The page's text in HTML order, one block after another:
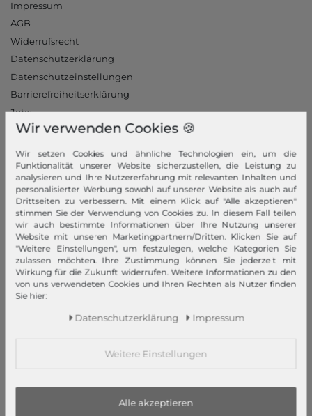
Impressum
AGB
Widerrufsrecht
Datenschutzerklärung
Datenschutzeinstellungen
Barrierefreiheitserklärung
Jobs
Unsere Stores
Mein Konto
Login
Neukunde?
Informationen
Kontakt
Rücksendung
Rückrufservice
Hilfe & FAQ
Zahlung und Versand
Newsletter
Zahlungsarten
PayPal, Kauf auf Rechnung, Amazon Pay, Vor­kasse, Kredit­karte,
Wir verwenden Cookies 🍪
Wir setzen Cookies und ähnliche Technologien ein, um die
Funktionalität unserer Website sicherzustellen, die Leistung zu
analysieren und Ihre Nutzererfahrung mit relevanten Inhalten und
personalisierter Werbung sowohl auf unserer Website als auch auf
Drittseiten zu verbessern. Mit einem Klick auf "Alle akzeptieren"
stimmen Sie der Verwendung von Cookies zu. In diesem Fall teilen
wir auch bestimmte Informationen über Ihre Nutzung unserer
Website mit unseren Marketingpartnern/Dritten. Klicken Sie auf
"Weitere Einstellungen", um festzulegen, welche Kategorien Sie
zulassen möchten. Ihre Zustimmung können Sie jederzeit mit
Wirkung für die Zukunft widerrufen. Weitere Informationen zu den
von uns verwendeten Cookies und Ihren Rechten als Nutzer finden
Sie hier:
Daten­schutz­erklärung Impressum
Weitere Einstellungen
Alle akzeptieren